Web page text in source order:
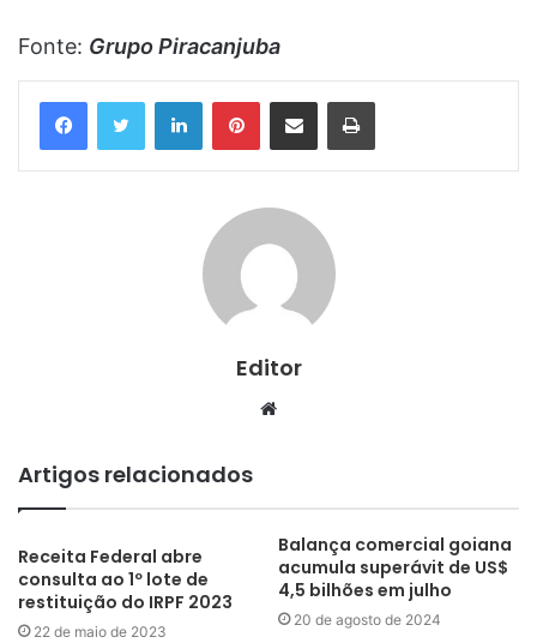
Fonte: Grupo Piracanjuba
LinkedinPinterestCompartilhar via e-mail Imprimir
Editor
Website
Artigos relacionados
Receita Federal abre
consulta ao 1º lote de
restituição do IRPF 2023
22 de maio de 2023
Balança comercial goiana
acumula superávit de US$
4,5 bilhões em julho
20 de agosto de 2024